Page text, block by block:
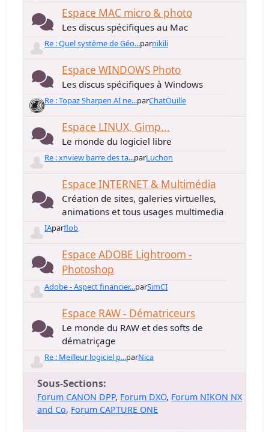
Espace MAC micro & photo
Les discus spécifiques au Mac
Re : Quel système de Géo...parnikili
Espace WINDOWS Photo
Les discus spécifiques à Windows
Re : Topaz Sharpen AI ne...parChatOuille
Espace LINUX, Gimp...
Le monde du logiciel libre
Re : xnview barre des ta...parLuchon
Espace INTERNET & Multimédia
Création de sites, galeries virtuelles,
animations et tous usages multimedia
IAparflob
Espace ADOBE Lightroom -
Photoshop
Adobe - Aspect financier...parSimCI
Espace RAW - Dématriceurs
Le monde du RAW et des softs de
dématriçage
Re : Meilleur logiciel p...parNica
Sous-Sections
Forum CANON DPP Forum DXO Forum NIKON NX
and Co Forum CAPTURE ONE